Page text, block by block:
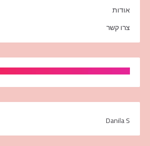
אודות
צרו קשר
Danila S